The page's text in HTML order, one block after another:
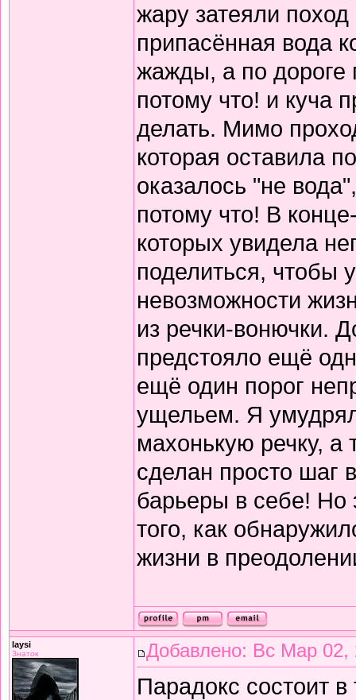
жару затеяли
припасённая вода
жажды, а по дороге
потому что! и куча
делать. Мимо
которая оставила
оказалось "не
потому что! В
которых увидела
поделиться, чтобы
невозможности
из речки-вонючки.
предстояло ещё
ещё один порог
ущельем. Я
махонькую речку,
сделан просто шаг
барьеры в себе! Но
того, как
жизни в
laysi
Знаток Добавлено: Вс Мар 02,
Парадокс состоит